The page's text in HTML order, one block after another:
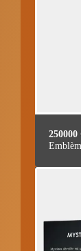
250000